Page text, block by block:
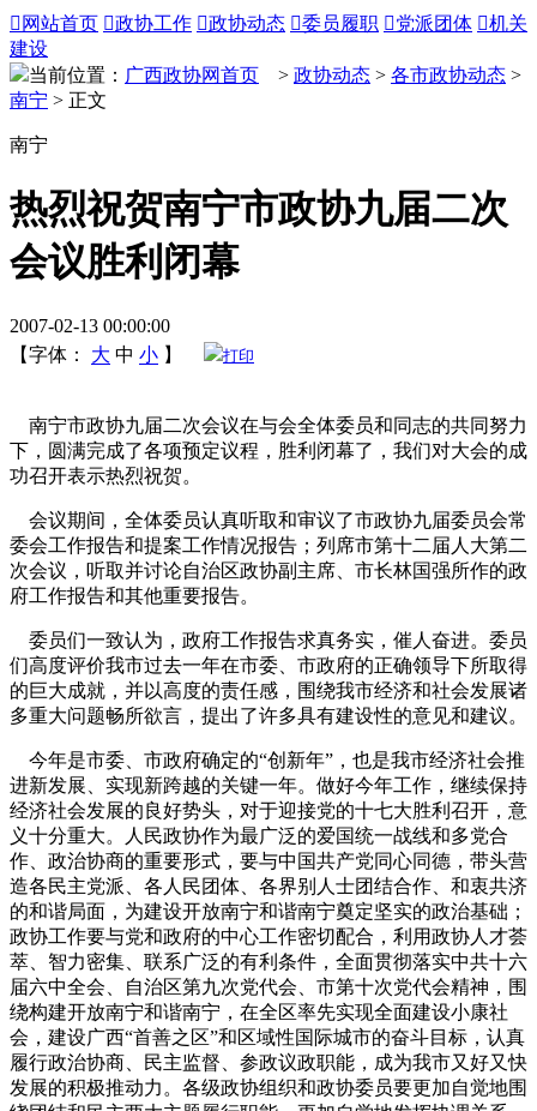
 网站首页 政协工作 政协动态 委员履职 党派团体 机关
建设
当前位置： 广西政协网首页 > 政协动态 > 各市政协动态 >
南宁 > 正文
南宁
热烈祝贺南宁市政协九届二次
会议胜利闭幕
2007-02-13 00:00:00
【字体：
大 中 小 】 打印
南宁市政协九届二次会议在与会全体委员和同志的共同努力
下，圆满完成了各项预定议程，胜利闭幕了，我们对大会的成
功召开表示热烈祝贺。
会议期间，全体委员认真听取和审议了市政协九届委员会常
委会工作报告和提案工作情况报告；列席市第十二届人大第二
次会议，听取并讨论自治区政协副主席、市长林国强所作的政
府工作报告和其他重要报告。
委员们一致认为，政府工作报告求真务实，催人奋进。委员
们高度评价我市过去一年在市委、市政府的正确领导下所取得
的巨大成就，并以高度的责任感，围绕我市经济和社会发展诸
多重大问题畅所欲言，提出了许多具有建设性的意见和建议。
今年是市委、市政府确定的“创新年”，也是我市经济社会推
进新发展、实现新跨越的关键一年。做好今年工作，继续保持
经济社会发展的良好势头，对于迎接党的十七大胜利召开，意
义十分重大。人民政协作为最广泛的爱国统一战线和多党合
作、政治协商的重要形式，要与中国共产党同心同德，带头营
造各民主党派、各人民团体、各界别人士团结合作、和衷共济
的和谐局面，为建设开放南宁和谐南宁奠定坚实的政治基础；
政协工作要与党和政府的中心工作密切配合，利用政协人才荟
萃、智力密集、联系广泛的有利条件，全面贯彻落实中共十六
届六中全会、自治区第九次党代会、市第十次党代会精神，围
绕构建开放南宁和谐南宁，在全区率先实现全面建设小康社
会，建设广西“首善之区”和区域性国际城市的奋斗目标，认真
履行政治协商、民主监督、参政议政职能，成为我市又好又快
发展的积极推动力。各级政协组织和政协委员要更加自觉地围